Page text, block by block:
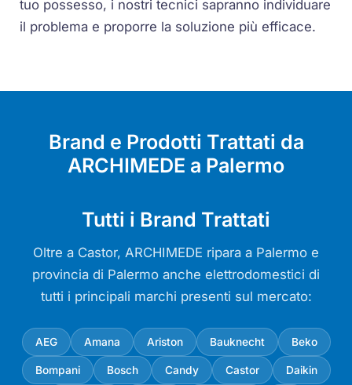
tuo possesso, i nostri tecnici sapranno individuare
il problema e proporre la soluzione più efficace.
Brand e Prodotti Trattati da
ARCHIMEDE a Palermo
Tutti i Brand Trattati
Oltre a Castor, ARCHIMEDE ripara a Palermo e
provincia di Palermo anche elettrodomestici di
tutti i principali marchi presenti sul mercato:
AEG Amana Ariston Bauknecht Beko
Bompani Bosch Candy Castor Daikin